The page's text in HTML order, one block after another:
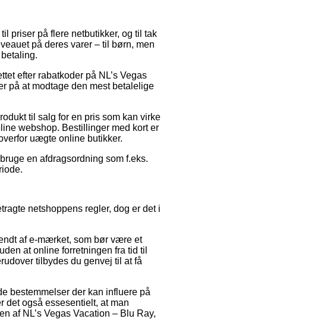
priser på flere netbutikker, og til tak
på deres varer – til børn, men
efter rabatkoder på NL’s Vegas
på at modtage den mest betalelige
til salg for en pris som kan virke
webshop. Bestillinger med kort er
uægte online butikker.
en afdragsordning som f.eks.
netshoppens regler, dog er det i
af e-mærket, som bør være et
at online forretningen fra tid til
tilbydes du genvej til at få
bestemmelser der kan influere på
det også essesentielt, at man
af NL’s Vegas Vacation – Blu Ray,